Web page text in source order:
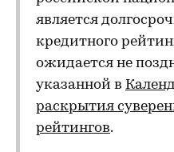
является
кредитного
ожидается не
указанной в
раскрытия
рейтингов.